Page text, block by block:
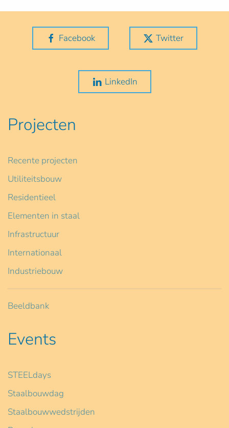
Facebook Twitter
LinkedIn
Projecten
Recente projecten
Utiliteitsbouw
Residentieel
Elementen in staal
Infrastructuur
Internationaal
Industriebouw
Beeldbank
Events
STEELdays
Staalbouwdag
Staalbouwwedstrijden